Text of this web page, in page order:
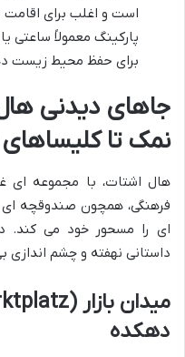
است و اغلب برای اقامت
پارکینگ معمولاً ساعتی
برای حفظ محیط زیست
جاهای دیدنی
نمک تا
هال اشتات، با مجموعه ای
فرهنگی، همچون صندوقچه ای
ای را مسحور خود می کند.
داستانی نهفته و چشم
دهکده